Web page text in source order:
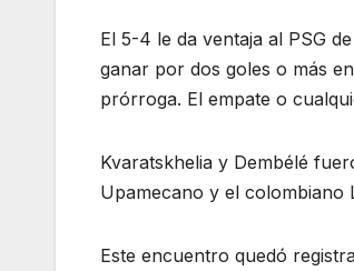
El 5-4 le da ventaja al PSG
ganar por dos goles o más
prórroga. El empate o
Kvaratskhelia y Dembélé
Upamecano y el colombiano
Este encuentro quedó